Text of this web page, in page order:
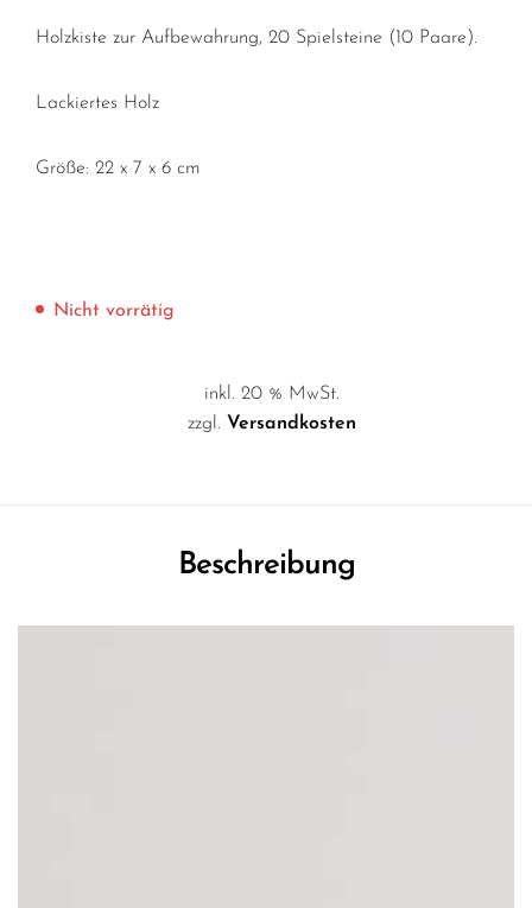
Holzkiste zur Aufbewahrung, 20 Spielsteine (10 Paare).
Lackiertes Holz
Größe: 22 x 7 x 6 cm
Nicht vorrätig
inkl. 20 % MwSt.
zzgl. Versandkosten
Beschreibung